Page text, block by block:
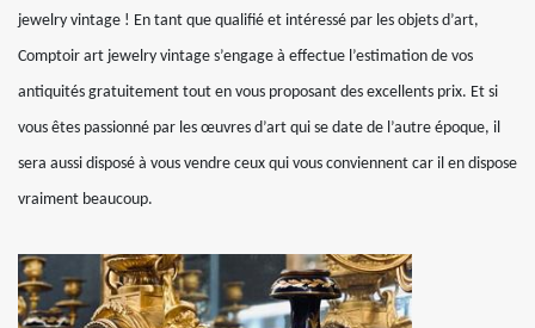
jewelry vintage ! En tant que qualifié et intéressé par les objets d’art,
Comptoir art jewelry vintage s’engage à effectue l’estimation de vos
antiquités gratuitement tout en vous proposant des excellents prix. Et si
vous êtes passionné par les œuvres d’art qui se date de l’autre époque, il
sera aussi disposé à vous vendre ceux qui vous conviennent car il en dispose
vraiment beaucoup.